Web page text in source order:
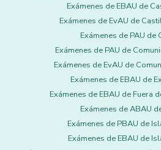
Exámenes de EBAU de
Exámenes de EvAU de
Exámenes de PAU de
Exámenes de PAU de
Exámenes de EvAU de
Exámenes de EBAU de
Exámenes de EBAU de Fuera
Exámenes de ABAU
Exámenes de PBAU de
Exámenes de EBAU de